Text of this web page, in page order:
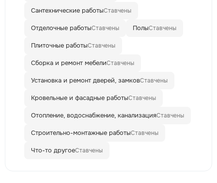
Сантехнические работыСтавчены
Отделочные работыСтавчены ПолыСтавчены
Плиточные работыСтавчены
Сборка и ремонт мебелиСтавчены
Установка и ремонт дверей, замковСтавчены
Кровельные и фасадные работыСтавчены
Отопление, водоснабжение, канализацияСтавчены
Строительно-монтажные работыСтавчены
Что-то другоеСтавчены